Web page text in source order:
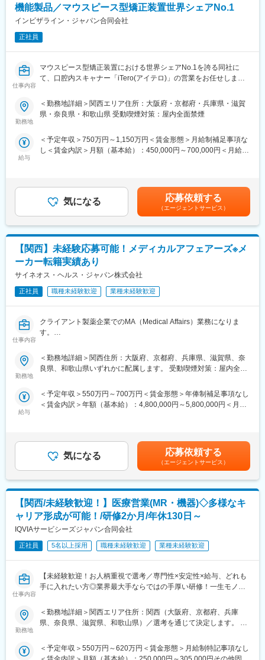
なるシェア拡大をめざしています。他業界からの出身者も数多く
活躍しています。
■ジェネリック医薬品のプロモーション
※プロジェクトの状況によっては、選考保留（ご紹介できるプロジ
ェクトが出るまで保留）となる場合もございますのであらかじめ
■エリアを跨ぐ転勤なし：
初任地希望だけでなく、エリアを跨いでの転勤はないため、転勤
て、アサインを検討します。
会、自身の強みを活かしたPJ相談などが可能です。定期的な面談
を通じて、その時々に応じたプロジェクトを提示するなどフレキ
■明確な評価制度：
自身の成果や頑張りが客観的に評価され、年収に反映されます。
また、在籍年数が増えると永年勤続報奨金や四半期一時金などの
手当もアップします。つまり、やりがいや努力がきちんと報われ
る報酬制度になっています。
【サポート体制】
配属後は担当マネージャーが丁寧に支援します。日々の仕事の悩
す。また知識・スキルレベルを上げるために様々な研修をご用意
変更の範囲：会社の定める業務
機能製品／マウスピース型矯正装置世界シェアNo.1
インビザライン・ジャパン合同会社
正社員
仕事内容
マウスピース型矯正装置における世界シェアNo.1を誇る同社に
て、口腔内スキャナー「iTero(アイテロ)」の営業をお任せしま
■職務詳細
・顧客/KOLとの関係構築、製品デモの実施
・担当エリアにおけるイベント/セミナーの企画立案と開催
ー「iTero」
患者様の口腔内をリアルタイムでスキャンしデータ化すること
で、患者エンゲージメントとクリニックのデジタルワークフロー
の促進をサポートします。
当社のミッションは、お客様の歯科診療ビジョンをサポートする
ことです。その実現に向けて、ワークフローを効率化し、歯科診
療を進化させるソリューションを構築しました。患者様の心をつ
かみ、診療への自信をいっそう深めていただけるようお手伝いし
ます。
■iTero HP
https://www.youtube.com/watch?v=AeJ9QNfSKQg
■働き方
担当いただきますので、出張が発生する場合があります。
当社はマウスピース矯正製品を提供する外資系歯科メーカーで、
歯科矯正を通じ「人々の笑顔を作り、人生を変える」ことを目標
年設立、現在世界中で社員約2万人が所属しており、世界2000万
人以上の治療実績があります。
勤務地
＜勤務地詳細＞関西エリア住所：大阪府・京都府・兵庫県・滋賀
県・奈良県・和歌山県 受動喫煙対策：屋内全面禁煙
給与
＜予定年収＞750万円～1,150万円＜賃金形態＞月給制補足事項な
し＜賃金内訳＞月額（基本給）：450,000円～700,000円＜月給＞
年収は、前職考慮の上決定いたします。賃金はあくまでも目安の
金額であり、選考を通じて上下する可能性があります。月給(月額)
は固定手当を含めた表記です。
気になる 応募依頼する
（エージェントサービス）
【関西】未経験応募可能！メディカルアフェアーズ※メ
ーカー転籍実績あり
サイネオス・ヘルス・ジャパン株式会社
正社員 職種未経験歓迎 業種未経験歓迎
仕事内容
クライアント製薬企業でのMA（Medical Affairs）業務になりま
す。
=主な業務=
・メディカル戦略に沿った企画立案
・社内ステークホルダーとの協働
※クライアントオフィスに週3日程度出社いただく必要があります
※メディカルイベント参加のための宿泊出張があります（頻度は少
入社時、配属後の研修は内容の質、レベルの高さ、フォローアッ
プ体制は業界屈指と評判です。同社だけでなく、クライアントで
ある医薬品メーカーの社員も参加するなど、品質の高い研修が用
意されています。加えて、上長によるトレーニングやサポートに
より、職種未経験の方が多く活躍されています。
■同社の特徴：同社は製薬／バイオ／医療機器等のヘルスケア業界
にクリニカル、コマーシャル、コンサルティングのサービスを提
供するグローバル企業です。世界110ヶ国に拠点をもち、29,000
人の従業員が一丸となって、様々なプロダクトを持つヘルスケア
イクルに必要なベスト・イン・クラスのサービスを「ワンストッ
プ」で提供しています。550社以上の顧客と取引の実績があり、
客に、各領域において深い専門知識を有するスタッフが知識や経
験をもって課題解決に取り組んでいます。
勤務地
＜勤務地詳細＞関西住所：大阪府、京都府、兵庫県、滋賀県、奈
良県、和歌山県いずれかに配属します。 受動喫煙対策：屋内全面
給与
＜予定年収＞550万円～700万円＜賃金形態＞年俸制補足事項なし
＜賃金内訳＞年額（基本給）：4,800,000円～5,800,000円＜月額
であり、選考を通じて上下する可能性があります。月給(月額)は固
定手当を含めた表記です。
気になる 応募依頼する
（エージェントサービス）
【関西/未経験歓迎！】医療営業(MR・機器)◇多様なキ
ャリア形成が可能！/研修2か月/年休130日～
IQVIAサービシーズジャパン合同会社
正社員 5名以上採用 職種未経験歓迎 業種未経験歓迎
仕事内容
【未経験歓迎！お人柄重視で選考／専門性×安定性×給与、どれも
手に入れたい方◎業界最大手ならではの手厚い研修！一生モノの
パス豊富】
職です。IQVIAのお客様である国内医薬品メーカーにて、医薬品の
勤務地
＜勤務地詳細＞関西エリア住所：関西（大阪府、京都府、兵庫
県、奈良県、滋賀県、和歌山県）／選考を通じて決定します。 受
規則に準ずる）変更の範囲：会社の定める事業所
＜予定年収＞550万円～620万円＜賃金形態＞月給制特記事項なし